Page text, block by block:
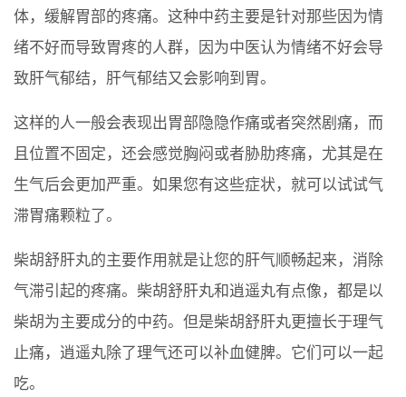
体，缓解胃部的疼痛。这种中药主要是针对那些因为情
绪不好而导致胃疼的人群，因为中医认为情绪不好会导
致肝气郁结，肝气郁结又会影响到胃。
这样的人一般会表现出胃部隐隐作痛或者突然剧痛，而
且位置不固定，还会感觉胸闷或者胁肋疼痛，尤其是在
生气后会更加严重。如果您有这些症状，就可以试试气
滞胃痛颗粒了。
柴胡舒肝丸的主要作用就是让您的肝气顺畅起来，消除
气滞引起的疼痛。柴胡舒肝丸和逍遥丸有点像，都是以
柴胡为主要成分的中药。但是柴胡舒肝丸更擅长于理气
止痛，逍遥丸除了理气还可以补血健脾。它们可以一起
吃。